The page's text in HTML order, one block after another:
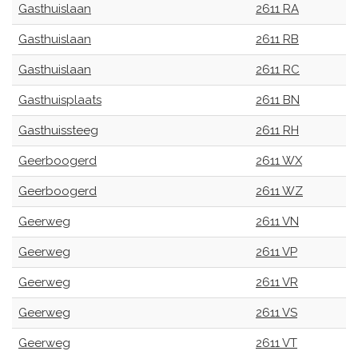
Gasthuislaan 2611 RA
Gasthuislaan 2611 RB
Gasthuislaan 2611 RC
Gasthuisplaats 2611 BN
Gasthuissteeg 2611 RH
Geerboogerd 2611 WX
Geerboogerd 2611 WZ
Geerweg 2611 VN
Geerweg 2611 VP
Geerweg 2611 VR
Geerweg 2611 VS
Geerweg 2611 VT